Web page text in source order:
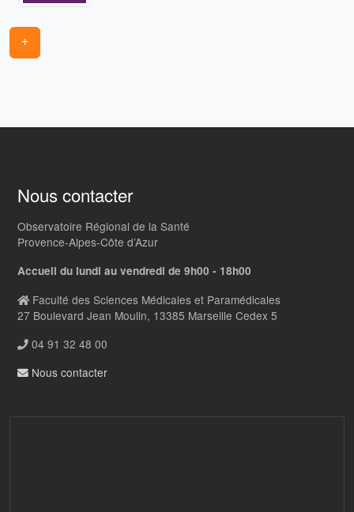
+
Nous contacter
Observatoire Régional de la Santé
Provence-Alpes-Côte d’Azur
Accueil du lundi au vendredi de 9h00 - 18h00
Faculté des Sciences Médicales et Paramédicales
27 Boulevard Jean Moulin, 13385 Marseille Cedex 5
04 91 32 48 00
Nous contacter